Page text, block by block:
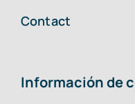
Contact
Información de